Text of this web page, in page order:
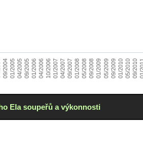
09/200401/200504/200509/200501/200604/200610/200601/200704/200709/200701/200805/200809/200801/200905/200909/200901/201005/201009/2010
Ela soupeřů a výkonnosti